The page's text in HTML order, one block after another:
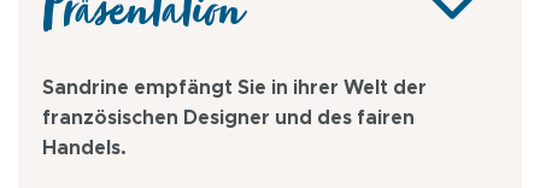
Präsentation
Sandrine empfängt Sie in ihrer Welt der
französischen Designer und des fairen
Handels.